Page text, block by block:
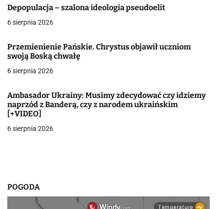
c
j
a
w
i
s
Depopulacja – szalona ideologia pseudoelit
6 sierpnia 2026
Przemienienie Pańskie. Chrystus objawił uczniom
swoją Boską chwałę
6 sierpnia 2026
Ambasador Ukrainy: Musimy zdecydować czy idziemy
naprzód z Banderą, czy z narodem ukraińskim
[+VIDEO]
6 sierpnia 2026
POGODA